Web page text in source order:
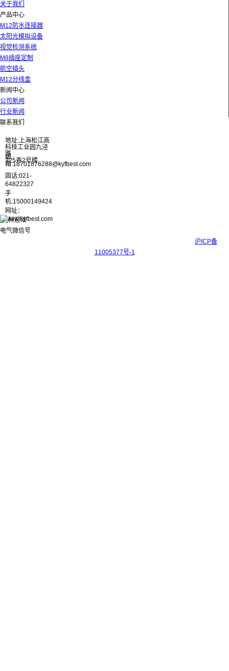
关于我们
产品中心
M12防水连接器
太阳光模拟设备
视觉检测系统
M8插座定制
航空插头
M12分线盒
新闻中心
公司新闻
行业新闻
联系我们
地址:上海松江高
科技工业园九泾
路
325弄2号楼
邮
箱:18701876288@kyfbest.com
固话:021-
64822327
手
机:15000149424
网址：
www.kyfbest.com
沪ICP备
11005377号-1